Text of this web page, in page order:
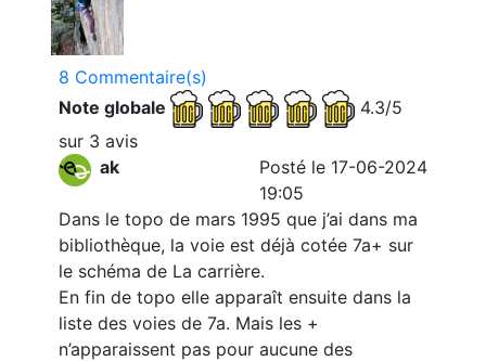
8 Commentaire(s)
Note globale
4.3/5
sur 3 avis
ak
Posté le 17-06-2024
19:05
Dans le topo de mars 1995 que j’ai dans ma
bibliothèque, la voie est déjà cotée 7a+ sur
le schéma de La carrière.
En fin de topo elle apparaît ensuite dans la
liste des voies de 7a. Mais les +
n’apparaissent pas pour aucune des